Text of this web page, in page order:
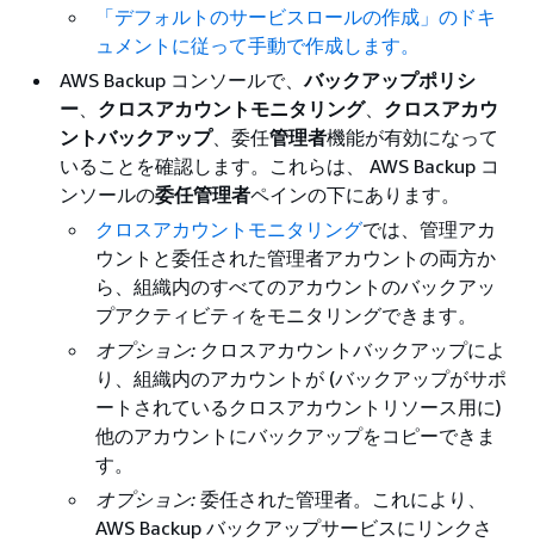
「デフォルトのサービスロールの作成」のドキ
ュメントに従って手動で作成します。
AWS Backup コンソールで、バックアップポリシ
ー、 クロスアカウントモニタリング、 クロスアカウ
ントバックアップ、委任管理者機能が有効になって
いることを確認します。これらは、 AWS Backup コ
ンソールの委任管理者ペインの下にあります。
クロスアカウントモニタリングでは、管理アカ
ウントと委任された管理者アカウントの両方か
ら、組織内のすべてのアカウントのバックアッ
プアクティビティをモニタリングできます。
オプション: クロスアカウントバックアップによ
り、組織内のアカウントが (バックアップがサポ
ートされているクロスアカウントリソース用に)
他のアカウントにバックアップをコピーできま
す。
オプション: 委任された管理者。これにより、
AWS Backup バックアップサービスにリンクさ